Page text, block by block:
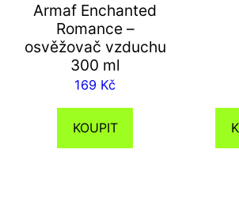
Armaf Enchanted
Romance –
osvěžovač vzduchu
300 ml
169 Kč
KOUPIT